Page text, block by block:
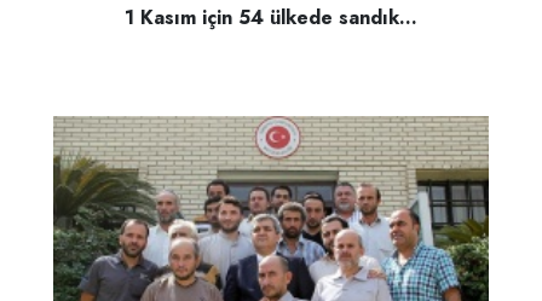
1 Kasım için 54 ülkede sandık...